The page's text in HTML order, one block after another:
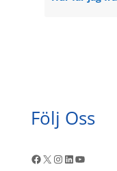
Följ Oss
Facebook
X Instagram
LinkedIn
YouTube